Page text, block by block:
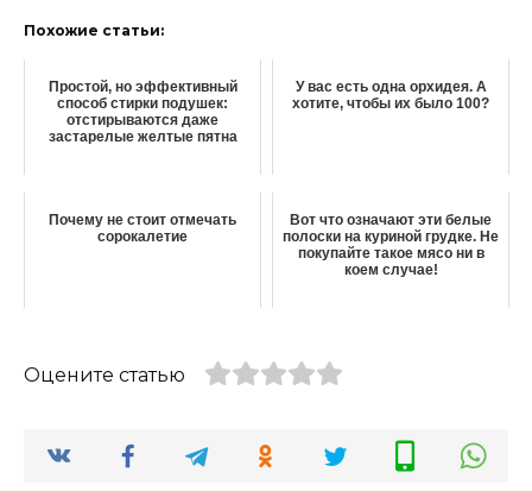
Похожие статьи:
Простой, но эффективный
способ стирки подушек:
отстирываются даже
застарелые желтые пятна
У вас есть одна орхидея. А
хотите, чтобы их было 100?
Почему не стоит отмечать
сорокалетие
Вот что означают эти белые
полоски на куриной грудке. Не
покупайте такое мясо ни в
коем случае!
Оцените статью